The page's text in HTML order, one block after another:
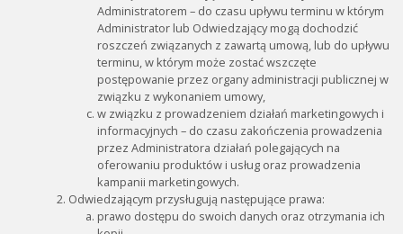
Administratorem – do czasu upływu terminu w którym
Administrator lub Odwiedzający mogą dochodzić
roszczeń związanych z zawartą umową, lub do upływu
terminu, w którym może zostać wszczęte
postępowanie przez organy administracji publicznej w
związku z wykonaniem umowy,
w związku z prowadzeniem działań marketingowych i
informacyjnych – do czasu zakończenia prowadzenia
przez Administratora działań polegających na
oferowaniu produktów i usług oraz prowadzenia
kampanii marketingowych.
Odwiedzającym przysługują następujące prawa:
prawo dostępu do swoich danych oraz otrzymania ich